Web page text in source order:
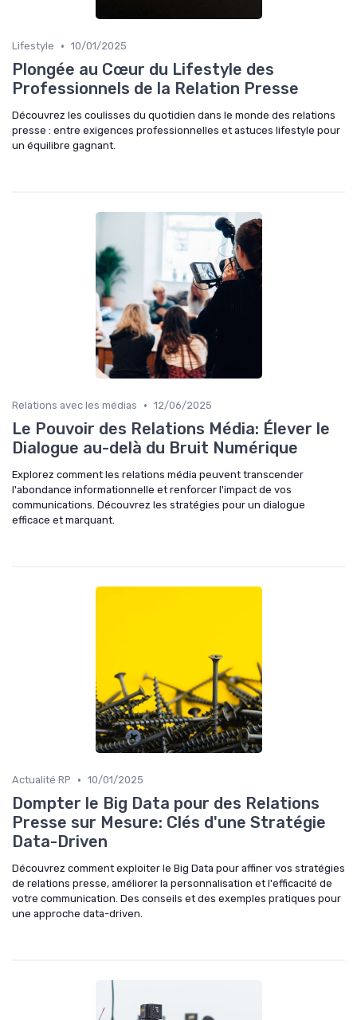
Lifestyle • 10/01/2025
Plongée au Cœur du Lifestyle des
Professionnels de la Relation Presse
Découvrez les coulisses du quotidien dans le monde des relations
presse : entre exigences professionnelles et astuces lifestyle pour
un équilibre gagnant.
Relations avec les médias • 12/06/2025
Le Pouvoir des Relations Média: Élever le
Dialogue au-delà du Bruit Numérique
Explorez comment les relations média peuvent transcender
l'abondance informationnelle et renforcer l'impact de vos
communications. Découvrez les stratégies pour un dialogue
efficace et marquant.
Actualité RP • 10/01/2025
Dompter le Big Data pour des Relations
Presse sur Mesure: Clés d'une Stratégie
Data-Driven
Découvrez comment exploiter le Big Data pour affiner vos stratégies
de relations presse, améliorer la personnalisation et l'efficacité de
votre communication. Des conseils et des exemples pratiques pour
une approche data-driven.